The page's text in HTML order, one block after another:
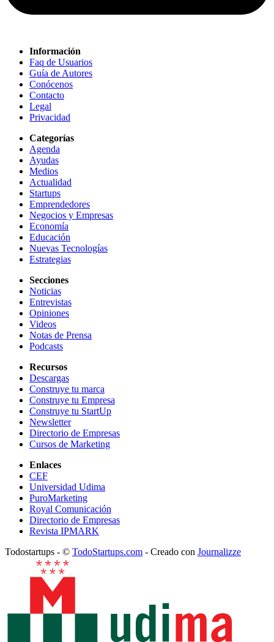
Información
Faq de Usuarios
Guía de Autores
Conócenos
Contacto
Legal
Privacidad
Categorías
Agenda
Ayudas
Medios
Actualidad
Startups
Emprendedores
Negocios y Empresas
Economía
Educación
Nuevas Tecnologías
Estrategias
Secciones
Noticias
Entrevistas
Opiniones
Videos
Notas de Prensa
Podcasts
Recursos
Descargas
Construye tu marca
Construye tu Empresa
Construye tu StartUp
Newsletter
Directorio de Empresas
Cursos de Marketing
Enlaces
CEF
Universidad Udima
PuroMarketing
Royal Comunicación
Directorio de Empresas
Revista IPMARK
Todostartups - © TodoStartups.com - Creado con Journalizze